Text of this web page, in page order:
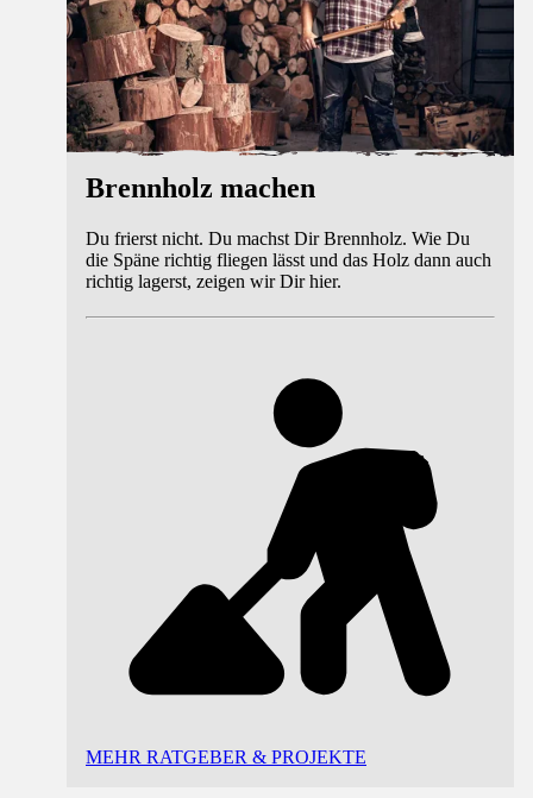
Brennholz machen
Du frierst nicht. Du machst Dir Brennholz. Wie Du
die Späne richtig fliegen lässt und das Holz dann auch
richtig lagerst, zeigen wir Dir hier.
MEHR RATGEBER & PROJEKTE